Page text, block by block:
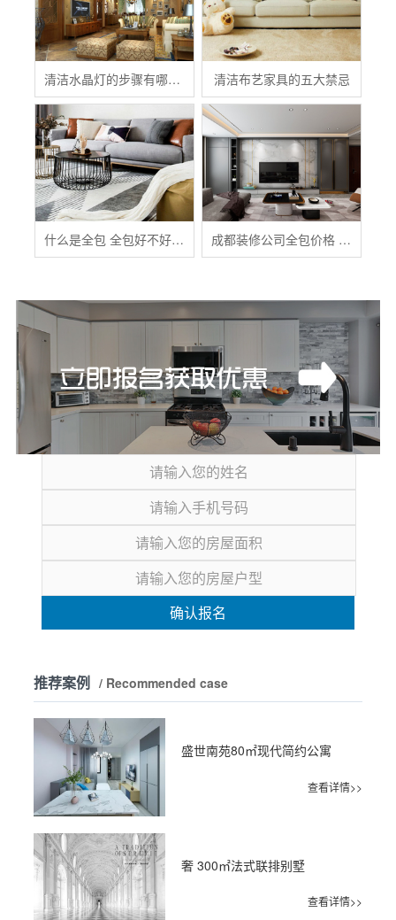
清洁水晶灯的步骤有哪些？ 清洁布艺家具的五大禁忌
什么是全包 全包好不好 全包装修注意事项有哪些 成都装修公司全包价格 成都全包装修多少钱一平
确认报名
推荐案例 / Recommended case
盛世南苑80㎡现代简约公寓
查看详情>>
奢 300㎡法式联排别墅
查看详情>>